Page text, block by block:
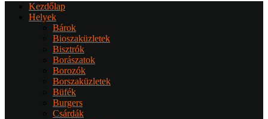
Kezdőlap
Helyek
Bárok
Bioszaküzletek
Bisztrók
Borászatok
Borozók
Borszaküzletek
Büfék
Burgers
Csárdák